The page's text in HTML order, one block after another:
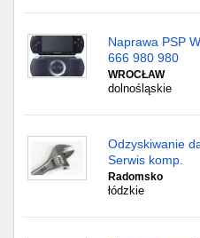
Naprawa PSP
666 980 980
WROCŁAW
dolnośląskie
Odzyskiwanie
Serwis komp.
Radomsko
łódzkie